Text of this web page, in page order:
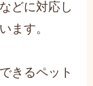
どに対応し
ます。
きるペット